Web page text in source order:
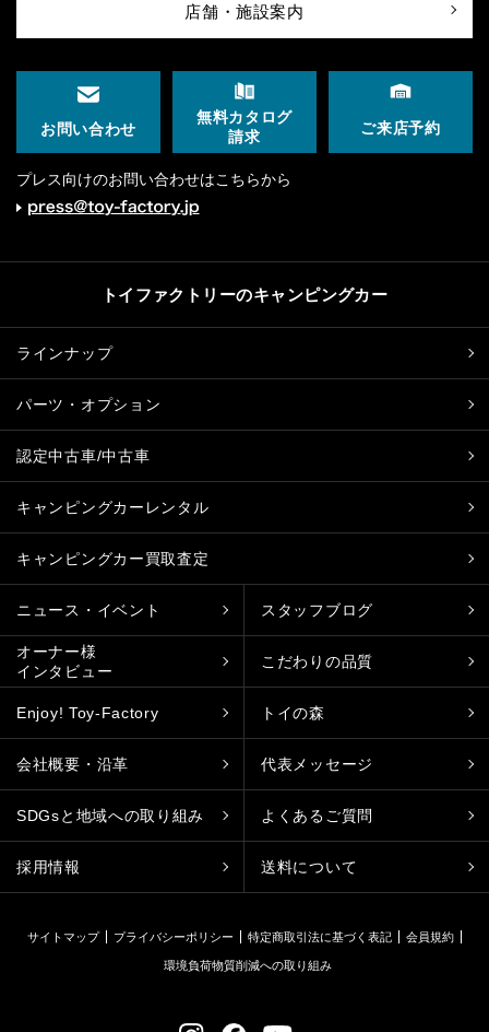
店舗・施設案内
お問い合わせ
無料カタログ
請求
ご来店予約
プレス向けのお問い合わせはこちらから
トイファクトリーのキャンピングカー
ラインナップ
パーツ・オプション
認定中古車/中古車
キャンピングカーレンタル
キャンピングカー買取査定
ニュース・イベント スタッフブログ
オーナー様
インタビュー
こだわりの品質
Enjoy! Toy-Factory トイの森
会社概要・沿革 代表メッセージ
SDGsと地域への取り組み よくあるご質問
採用情報 送料について
サイトマップ プライバシーポリシー 特定商取引法に基づく表記 会員規約
環境負荷物質削減への取り組み